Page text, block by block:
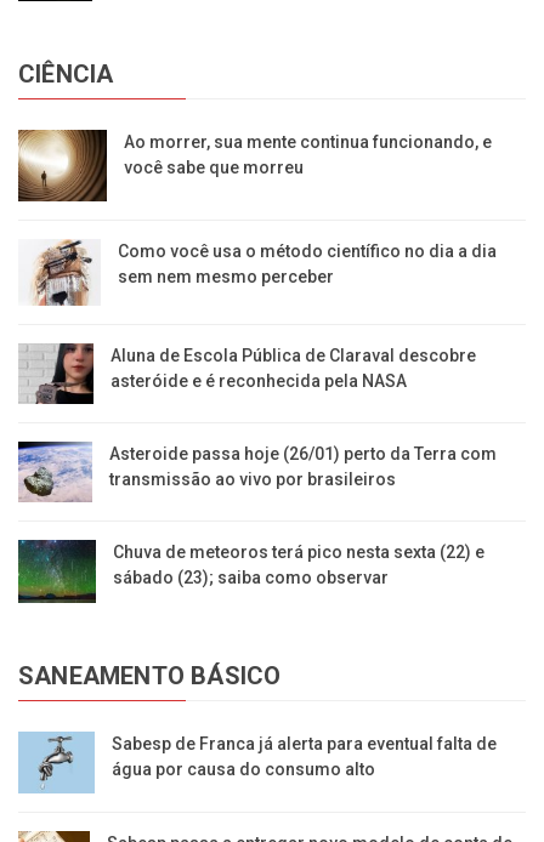
CIÊNCIA
Ao morrer, sua mente continua funcionando, e
você sabe que morreu
Como você usa o método científico no dia a dia
sem nem mesmo perceber
Aluna de Escola Pública de Claraval descobre
asteróide e é reconhecida pela NASA
Asteroide passa hoje (26/01) perto da Terra com
transmissão ao vivo por brasileiros
Chuva de meteoros terá pico nesta sexta (22) e
sábado (23); saiba como observar
SANEAMENTO BÁSICO
Sabesp de Franca já alerta para eventual falta de
água por causa do consumo alto